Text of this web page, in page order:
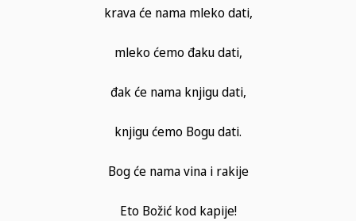
krava će nama mleko dati,
mleko ćemo đaku dati,
đak će nama knjigu dati,
knjigu ćemo Bogu dati.
Bog će nama vina i rakije
Eto Božić kod kapije!